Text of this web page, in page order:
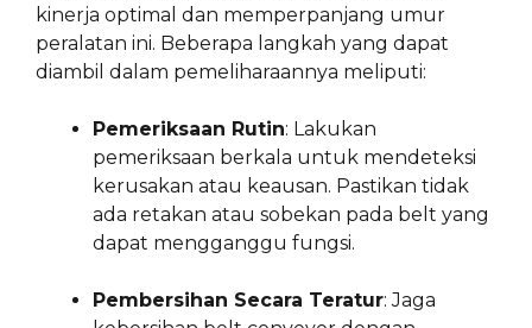
kinerja optimal dan memperpanjang umur
peralatan ini. Beberapa langkah yang dapat
diambil dalam pemeliharaannya meliputi:
Pemeriksaan Rutin: Lakukan
pemeriksaan berkala untuk mendeteksi
kerusakan atau keausan. Pastikan tidak
ada retakan atau sobekan pada belt yang
dapat mengganggu fungsi.
Pembersihan Secara Teratur: Jaga